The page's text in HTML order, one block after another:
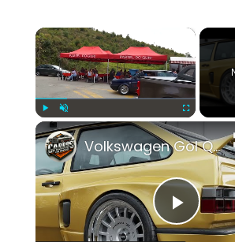
×
Play Unmute
Play
Volkswagen Gol Quadrado: O carro que dominou uma geração